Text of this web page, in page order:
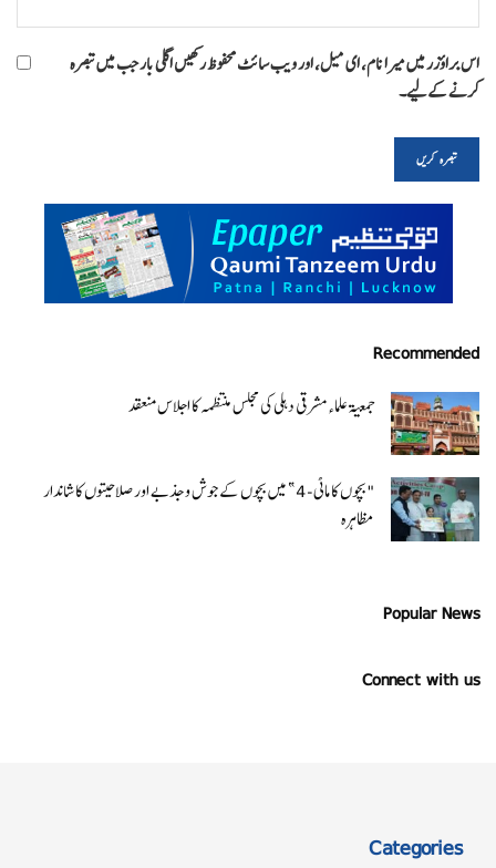
اس براؤزر میں میرا نام، ای میل، اور ویب سائٹ محفوظ رکھیں اگلی بار جب میں تبصرہ
کرنے کےلیے۔
Recommended
جمعیۃ علماء مشرقی دہلی کی مجلس منتظمہ کا اجلاس منعقد
"بچوں کا ماٹی-4” میں بچوں کے جوش و جذبے اور صلاحیتوں کا شاندار
مظاہرہ
Popular News
Connect with us
Categories